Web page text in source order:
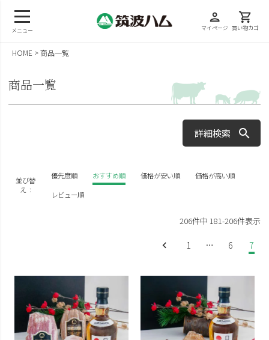
メニュー
person
マイページ
shopping_cart
買い物カゴ
HOME 商品一覧
商品一覧
詳細検索
表示順
価格安い順
価格高い順
並び替
え
優先度順 おすすめ順 価格が安い順
価格が高い順
レビュー順
206件中 181-206件表示
1 … 6 7